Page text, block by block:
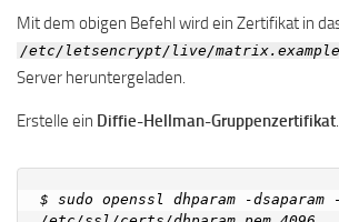
Mit dem obigen Befehl wird ein Zertifikat in
/etc/letsencrypt/live/
Server heruntergeladen.
Erstelle ein Diffie-Hellman-Gruppenzertifikat.
$ sudo openssl dhparam -dsaparam